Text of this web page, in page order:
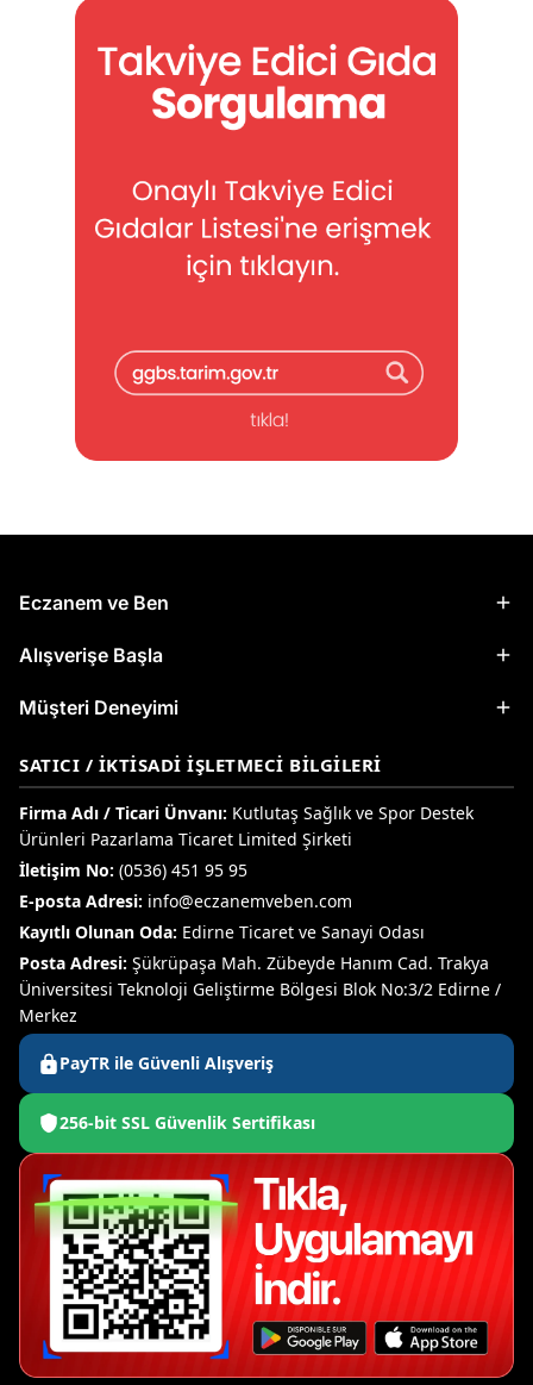
Eczanem ve Ben
Alışverişe Başla
Müşteri Deneyimi
SATICI / İKTISADI İŞLETMECI BILGILERI
Firma Adı / Ticari Ünvanı: Kutlutaş Sağlık ve Spor Destek
Ürünleri Pazarlama Ticaret Limited Şirketi
İletişim No: (0536) 451 95 95
E-posta Adresi: info@eczanemveben.com
Kayıtlı Olunan Oda: Edirne Ticaret ve Sanayi Odası
Posta Adresi: Şükrüpaşa Mah. Zübeyde Hanım Cad. Trakya
Üniversitesi Teknoloji Geliştirme Bölgesi Blok No:3/2 Edirne /
Merkez
PayTR ile Güvenli Alışveriş
256-bit SSL Güvenlik Sertifikası